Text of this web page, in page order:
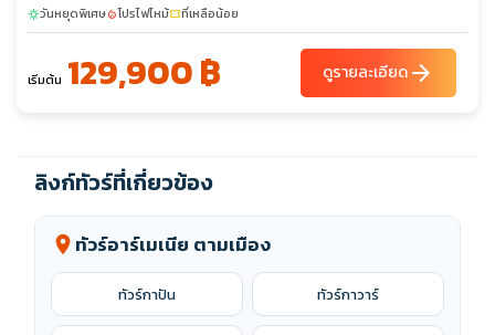
sunnyวันหยุดพิเศษlocal_fire_departmentโปรไฟไหม้confirmation_numberที่เหลือน้อย
เริ่มต้น 129,900 ฿ ดูรายละเอียดarrow_forward
ลิงก์ทัวร์ที่เกี่ยวข้อง
location_on ทัวร์อาร์เมเนีย ตามเมือง
ทัวร์กาปัน ทัวร์กาวาร์